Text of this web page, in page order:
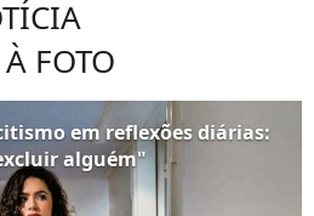
FOTO
em reflexões diárias:
alguém"